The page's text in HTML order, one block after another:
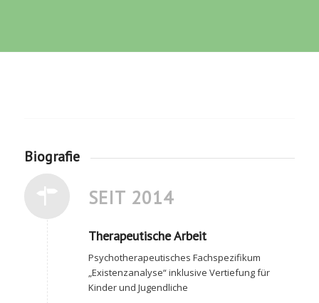
Biografie
SEIT 2014
Therapeutische Arbeit
Psychotherapeutisches Fachspezifikum
„Existenzanalyse“ inklusive Vertiefung für
Kinder und Jugendliche